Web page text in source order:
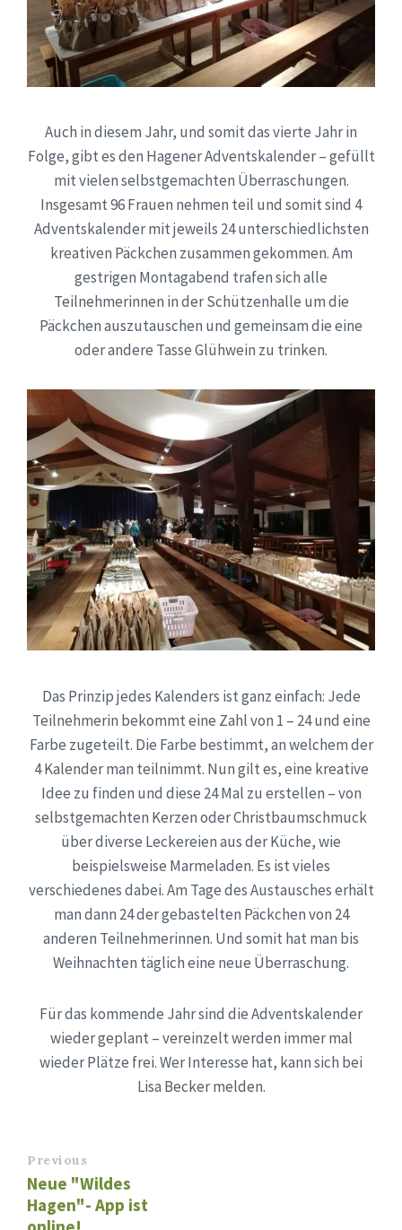
Auch in diesem Jahr, und somit das vierte Jahr in
Folge, gibt es den Hagener Adventskalender – gefüllt
mit vielen selbstgemachten Überraschungen.
Insgesamt 96 Frauen nehmen teil und somit sind 4
Adventskalender mit jeweils 24 unterschiedlichsten
kreativen Päckchen zusammen gekommen. Am
gestrigen Montagabend trafen sich alle
Teilnehmerinnen in der Schützenhalle um die
Päckchen auszutauschen und gemeinsam die eine
oder andere Tasse Glühwein zu trinken.
Das Prinzip jedes Kalenders ist ganz einfach: Jede
Teilnehmerin bekommt eine Zahl von 1 – 24 und eine
Farbe zugeteilt. Die Farbe bestimmt, an welchem der
4 Kalender man teilnimmt. Nun gilt es, eine kreative
Idee zu finden und diese 24 Mal zu erstellen – von
selbstgemachten Kerzen oder Christbaumschmuck
über diverse Leckereien aus der Küche, wie
beispielsweise Marmeladen. Es ist vieles
verschiedenes dabei. Am Tage des Austausches erhält
man dann 24 der gebastelten Päckchen von 24
anderen Teilnehmerinnen. Und somit hat man bis
Weihnachten täglich eine neue Überraschung.
Für das kommende Jahr sind die Adventskalender
wieder geplant – vereinzelt werden immer mal
wieder Plätze frei. Wer Interesse hat, kann sich bei
Lisa Becker melden.
Previous
Neue "Wildes
Hagen"- App ist